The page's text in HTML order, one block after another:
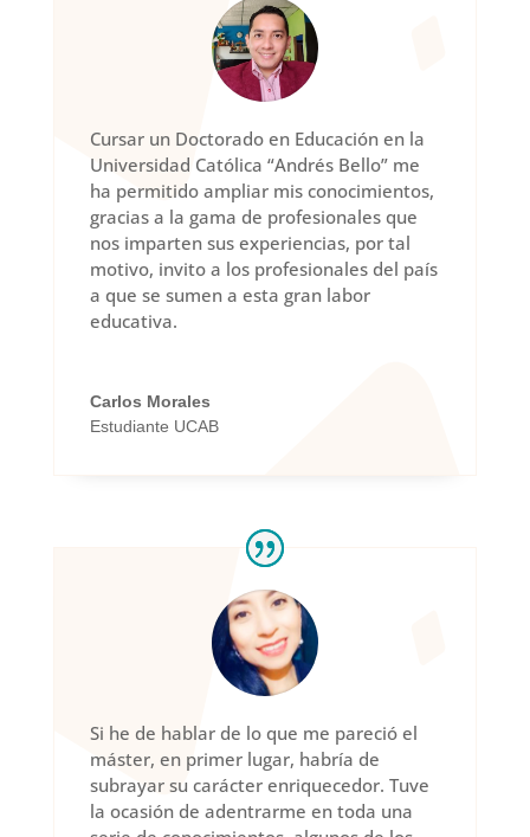
Cursar un Doctorado en Educación en la
Universidad Católica “Andrés Bello” me
ha permitido ampliar mis conocimientos,
gracias a la gama de profesionales que
nos imparten sus experiencias, por tal
motivo, invito a los profesionales del país
a que se sumen a esta gran labor
educativa.
Carlos Morales
Estudiante UCAB
Si he de hablar de lo que me pareció el
máster, en primer lugar, habría de
subrayar su carácter enriquecedor. Tuve
la ocasión de adentrarme en toda una